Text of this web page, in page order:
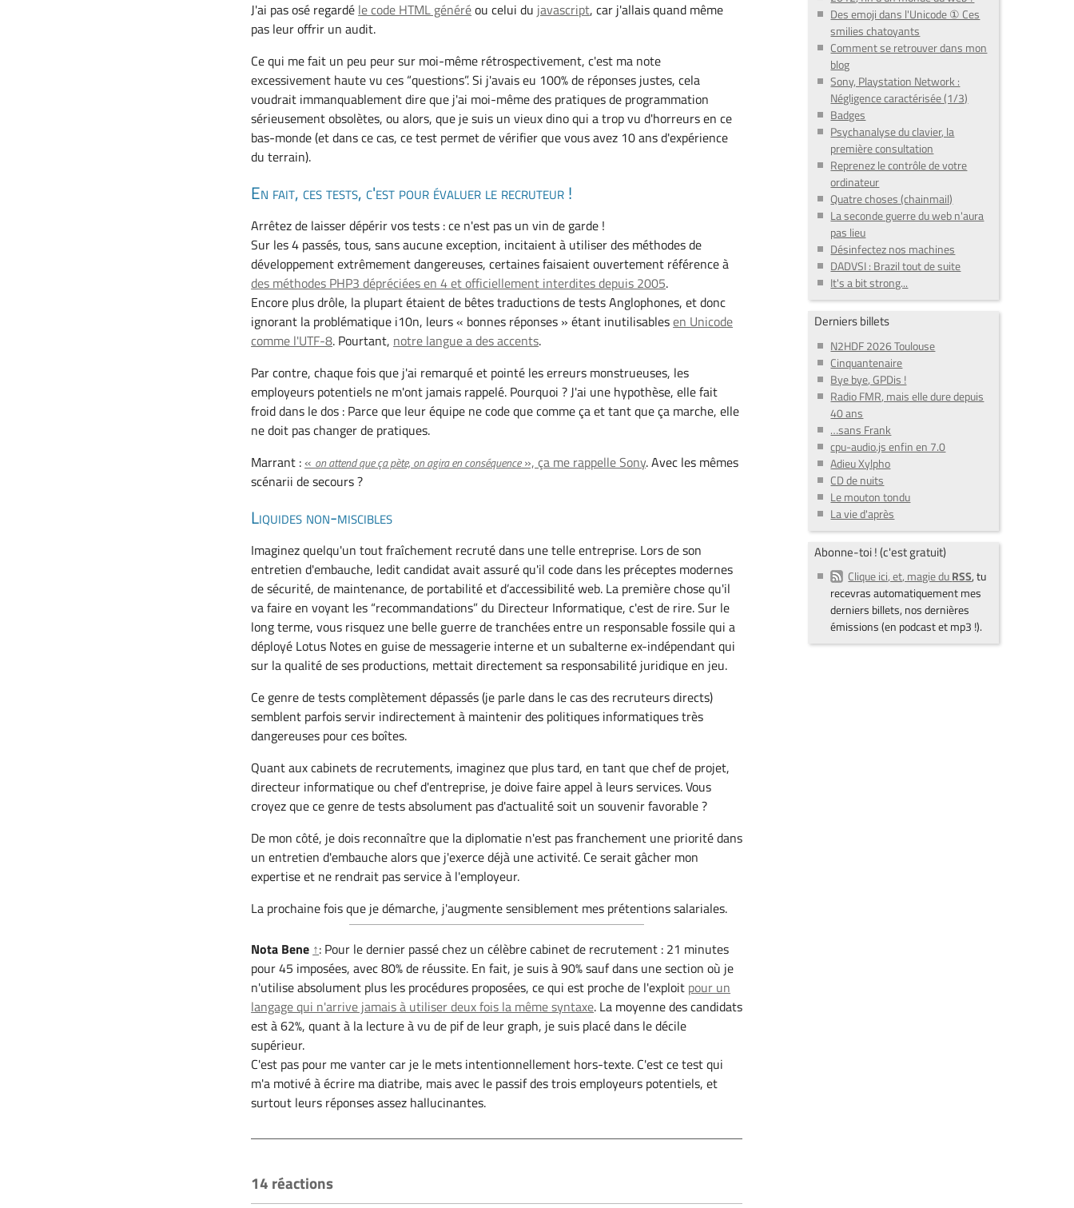
J'ai pas osé regardé le code HTML généréou celui du javascript, car j'allais quand même
pas leur offrir un audit.
Ce qui me fait un peu peur sur moi-même rétrospectivement, c'est ma note
excessivement haute vu ces “questions”. Si j'avais eu 100% de réponses justes, cela
voudrait immanquablement dire que j'ai moi-même des pratiques de programmation
sérieusement obsolètes, ou alors, que je suis un vieux dino qui a trop vu d'horreurs en ce
bas-monde (et dans ce cas, ce test permet de vérifier que vous avez 10 ans d'expérience
du terrain).
En fait, ces tests, c'est pour évaluer le recruteur !
Arrêtez de laisser dépérir vos tests : ce n'est pas un vin de garde !
Sur les 4 passés, tous, sans aucune exception, incitaient à utiliser des méthodes de
développement extrêmement dangereuses, certaines faisaient ouvertement référence à
des méthodes PHP3 dépréciées en 4 et officiellement interdites depuis 2005.
Encore plus drôle, la plupart étaient de bêtes traductions de tests Anglophones, et donc
ignorant la problématique i10n, leurs « bonnes réponses » étant inutilisablesen Unicode
comme l'UTF-8. Pourtant, notre langue a des accents.
Par contre, chaque fois que j'ai remarqué et pointé les erreurs monstrueuses, les
employeurs potentiels ne m'ont jamais rappelé. Pourquoi ? J'ai une hypothèse, elle fait
froid dans le dos : Parce que leur équipe ne code que comme ça et tant que ça marche, elle
ne doit pas changer de pratiques.
Marrant :« on attend que ça pète, on agira en conséquence», ça me rappelle Sony. Avec les mêmes
scénarii de secours ?
Liquides non-miscibles
Imaginez quelqu'un tout fraîchement recruté dans une telle entreprise. Lors de son
entretien d'embauche, ledit candidat avait assuré qu'il code dans les préceptes modernes
de sécurité, de maintenance, de portabilité et d’accessibilité web. La première chose qu'il
va faire en voyant les “recommandations” du Directeur Informatique, c'est de rire. Sur le
long terme, vous risquez une belle guerre de tranchées entre un responsable fossile qui a
déployé Lotus Notes en guise de messagerie interne et un subalterne ex-indépendant qui
sur la qualité de ses productions, mettait directement sa responsabilité juridique en jeu.
Ce genre de tests complètement dépassés (je parle dans le cas des recruteurs directs)
semblent parfois servir indirectement à maintenir des politiques informatiques très
dangereuses pour ces boîtes.
Quant aux cabinets de recrutements, imaginez que plus tard, en tant que chef de projet,
directeur informatique ou chef d'entreprise, je doive faire appel à leurs services. Vous
croyez que ce genre de tests absolument pas d'actualité soit un souvenir favorable ?
De mon côté, je dois reconnaître que la diplomatie n'est pas franchement une priorité dans
un entretien d'embauche alors que j'exerce déjà une activité. Ce serait gâcher mon
expertise et ne rendrait pas service à l'employeur.
La prochaine fois que je démarche, j'augmente sensiblement mes prétentions salariales.
Nota Bene ↑: Pour le dernier passé chez un célèbre cabinet de recrutement : 21 minutes
pour 45 imposées, avec 80% de réussite. En fait, je suis à 90% sauf dans une section où je
n'utilise absolument plus les procédures proposées, ce qui est proche de l'exploit pour un
langage qui n'arrive jamais à utiliser deux fois la même syntaxe. La moyenne des candidats
est à 62%, quant à la lecture à vu de pif de leur graph, je suis placé dans le décile
supérieur.
C'est pas pour me vanter car je le mets intentionnellement hors-texte. C'est ce test qui
m'a motivé à écrire ma diatribe, mais avec le passif des trois employeurs potentiels, et
surtout leurs réponses assez hallucinantes.
14 réactions
Des emoji dans l'Unicode ① Ces
smilies chatoyants
Comment se retrouver dans mon
blog
Sony, Playstation Network :
Négligence caractérisée (1/3)
Badges
Psychanalyse du clavier, la
première consultation
Reprenez le contrôle de votre
ordinateur
Quatre choses (chainmail)
La seconde guerre du web n'aura
pas lieu
Désinfectez nos machines
DADVSI : Brazil tout de suite
It's a bit strong...
Derniers billets
N2HDF 2026 Toulouse
Cinquantenaire
Bye bye, GPDis !
Radio FMR, mais elle dure depuis
40 ans
…sans Frank
cpu-audio.js enfin en 7.0
Adieu Xylpho
CD de nuits
Le mouton tondu
La vie d'après
Abonne-toi ! (c'est gratuit)
Clique ici, et, magie duRSS, tu
recevras automatiquement mes
derniers billets, nos dernières
émissions (en podcast et mp3 !).